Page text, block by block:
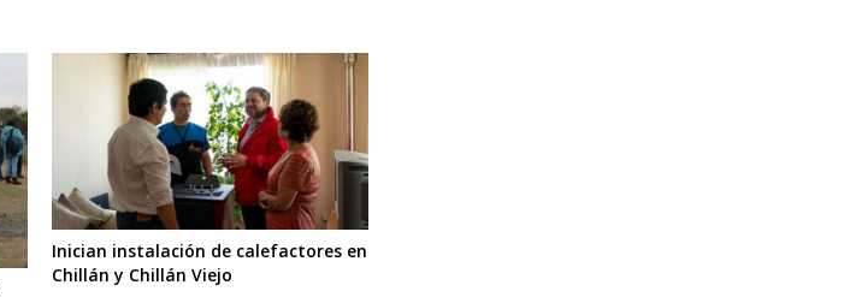
Inician instalación de calefactores en
Chillán y Chillán Viejo